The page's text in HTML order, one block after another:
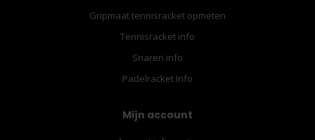
Gripmaat tennisracket opmeten
Tennisracket info
Snaren info
Padelracket Info
Mijn account